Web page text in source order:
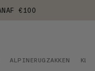
€100
ALPINERUGZAKKEN